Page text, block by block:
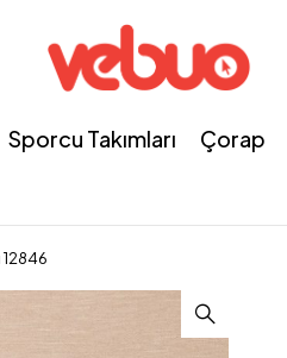
Sporcu Takımları Çorap
12846